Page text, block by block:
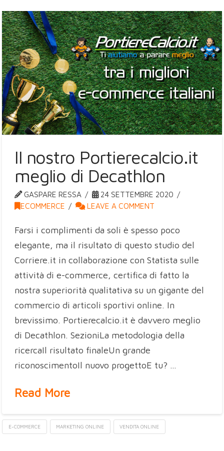
Il nostro Portierecalcio.it
meglio di Decathlon
GASPARE RESSA
24 SETTEMBRE 2020
ECOMMERCE
LEAVE A COMMENT
Farsi i complimenti da soli è spesso poco
elegante, ma il risultato di questo studio del
Corriere.it in collaborazione con Statista sulle
attività di e-commerce, certifica di fatto la
nostra superiorità qualitativa su un gigante del
commercio di articoli sportivi online. In
brevissimo. Portierecalcio.it è davvero meglio
di Decathlon. SezioniLa metodologia della
ricercaIl risultato finaleUn grande
riconoscimentoIl nuovo progettoE tu? …
Read More
E-COMMERCE MARKETING ONLINE VENDITA ONLINE